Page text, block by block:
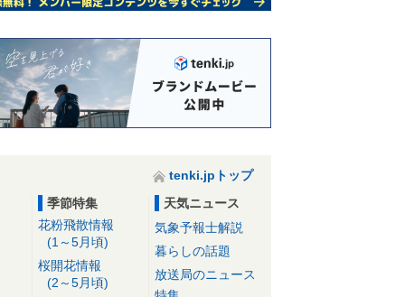
tenki.jpトップ
季節特集
花粉飛散情報
(1～5月頃)
桜開花情報
(2～5月頃)
天気ニュース
気象予報士解説
暮らしの話題
放送局のニュース